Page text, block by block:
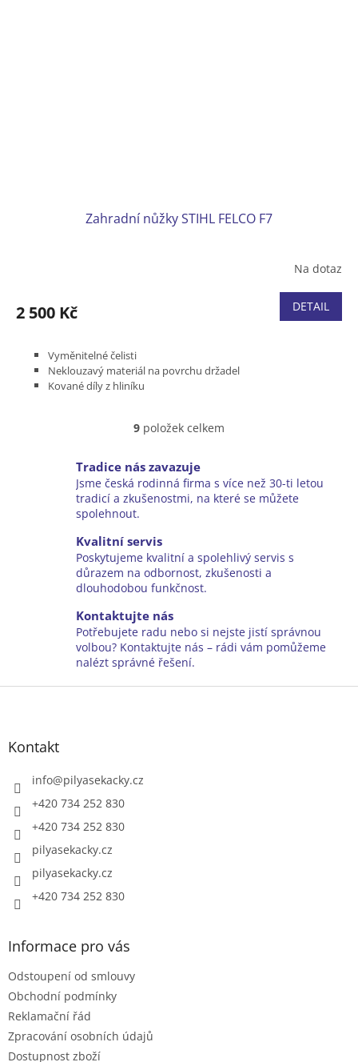
Zahradní nůžky STIHL FELCO F7
Na dotaz
2 500 Kč DETAIL
Vyměnitelné čelisti
Neklouzavý materiál na povrchu držadel
Kované díly z hliníku
O
l
á
d
p
r
v
v
ý
p
s
9 položek celkem
Tradice nás zavazuje
Jsme česká rodinná firma s více než 30-ti letou
tradicí a zkušenostmi, na které se můžete
spolehnout.
Kvalitní servis
Poskytujeme kvalitní a spolehlivý servis s
důrazem na odbornost, zkušenosti a
dlouhodobou funkčnost.
Kontaktujte nás
Potřebujete radu nebo si nejste jistí správnou
volbou? Kontaktujte nás – rádi vám pomůžeme
nalézt správné řešení.
Z
Kontakt
info@pilyasekacky.cz
+420 734 252 830
+420 734 252 830
pilyasekacky.cz
pilyasekacky.cz
+420 734 252 830
Informace pro vás
Odstoupení od smlouvy
Obchodní podmínky
Reklamační řád
Zpracování osobních údajů
Dostupnost zboží